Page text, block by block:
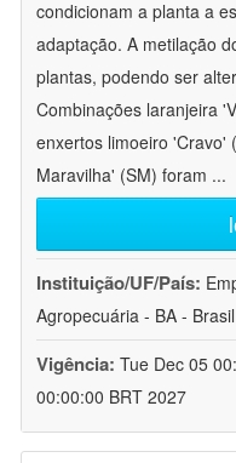
condicionam a planta a
adaptação. A metilação
plantas, podendo ser
Combinações laranjeira
enxertos limoeiro 'Cravo'
Maravilha' (SM) foram ...
Instituição/UF/País:
Agropecuária - BA - Brasil
Vigência: Tue Dec 05
00:00:00 BRT 2027